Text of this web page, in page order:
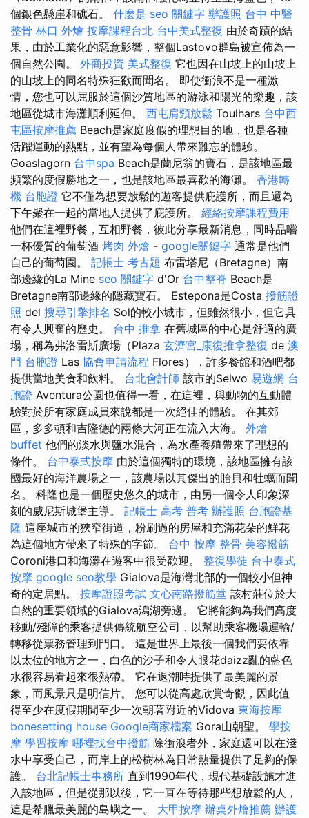
個銀色懸崖和礁石。 什麼是 seo 關鍵字 辦護照 台中 中醫
整骨 林口 外燴 按摩課程台北 台中美式整復 由於奇蹟的結
果，由於工業化的惡意影響，整個Lastovo群島被宣佈為一
個自然公園。 外商投資 美式整復 它也因在山坡上的山坡上
的山坡上的同名特殊狂歡而聞名。 即使衝浪不是一種激
情，您也可以屈服於這個沙質地區的游泳和陽光的樂趣，該
地區從城市海灘順利延伸。 西屯肩頸放鬆 Toulhars 台中西
屯區按摩推薦 Beach是家庭度假的理想目的地，也是各種
活躍運動的熱點，並有望為每個人帶來難忘的體驗。
Goaslagorn 台中spa Beach是蘭尼翁的寶石，是該地區最
頻繁的度假勝地之一，也是該地區最喜歡的海灘。 香港轉
機 台胞證 它不僅為想要放鬆的遊客提供庇護所，而且還為
下午聚在一起的當地人提供了庇護所。 經絡按摩課程費用
他們在這裡野餐，互相野餐，彼此分享最新消息，同時品嚐
一杯優質的葡萄酒 烤肉 外燴 - google關鍵字 通常是他們
自己的葡萄園。 記帳士 考古題 布雷塔尼（Bretagne）南
部邊緣的La Mine seo 關鍵字 d'Or 台中整脊 Beach是
Bretagne南部邊緣的隱藏寶石。 Estepona是Costa 撥筋證
照 del 搜尋引擎排名 Sol的較小城市，但雖然很小，但它具
有令人興奮的歷史。 台中 推拿 在舊城區的中心是舒適的廣
場，稱為弗洛雷斯廣場（Plaza 玄濟宮_康復推拿整復 de 澳
門 台胞證 Las 協會申請流程 Flores），許多餐館和酒吧都
提供當地美食和飲料。 台北會計師 該市的Selwo 易遊網 台
胞證 Aventura公園也值得一看，在這裡，與動物的互動體
驗對於所有家庭成員來說都是一次絕佳的體驗。 在其郊
區，多多頓和吉隆德的兩條大河正在流入大海。 外燴
buffet 他們的淡水與鹽水混合，為水產養殖帶來了理想的
條件。 台中泰式按摩 由於這個獨特的環境，該地區擁有該
國最好的海洋農場之一，該農場以其傑出的貽貝和牡蠣而聞
名。 科隆也是一個歷史悠久的城市，由另一個令人印象深
刻的威尼斯城堡主導。 記帳士 高考 普考 辦護照 台胞證基
隆 這座城市的狹窄街道，粉刷過的房屋和充滿花朵的鮮花
為這個地方帶來了特殊的字節。 台中 按摩 整骨 美容撥筋
Coroni港口和海灘在遊客中很受歡迎。 整復學徒 台中泰式
按摩 google seo教學 Gialova是海灣北部的一個較小但神
奇的定居點。 按摩證照考試 文心南路撥筋堂 該村莊位於大
自然的重要領域的Gialova潟湖旁邊。 它將能夠為我們高度
移動/殘障的乘客提供傳統航空公司，以幫助乘客機場運輸/
轉移從票務管理到門口。 這是世界上最後一個我們要依靠
以太位的地方之一，白色的沙子和令人眼花daizz亂的藍色
水很容易看起來很熱帶。 它在退潮時提供了最美麗的景
象，而風景只是明信片。 您可以從高處欣賞奇觀，因此值
得至少在度假期間至少一次朝著附近的Vidova 東海按摩
bonesetting house Google商家檔案 Gora山朝聖。 學按
摩 學習按摩 哪裡找台中撥筋 除衝浪者外，家庭還可以在淺
水中享受自己，而岸上的松樹林為日常熱量提供了足夠的保
護。 台北記帳士事務所 直到1990年代，現代基礎設施才進
入該地區，但是從那以後，它一直在等待那些想放鬆的人，
這是希臘最美麗的島嶼之一。 大甲按摩 辦桌外燴推薦 辦護